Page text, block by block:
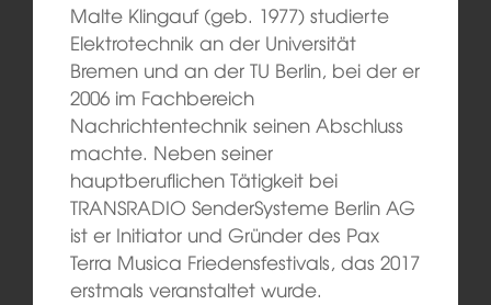
Malte Klingauf (geb. 1977) studierte
Elektrotechnik an der Universität
Bremen und an der TU Berlin, bei der er
2006 im Fachbereich
Nachrichtentechnik seinen Abschluss
machte. Neben seiner
hauptberuflichen Tätigkeit bei
TRANSRADIO SenderSysteme Berlin AG
ist er Initiator und Gründer des Pax
Terra Musica Friedensfestivals, das 2017
erstmals veranstaltet wurde.